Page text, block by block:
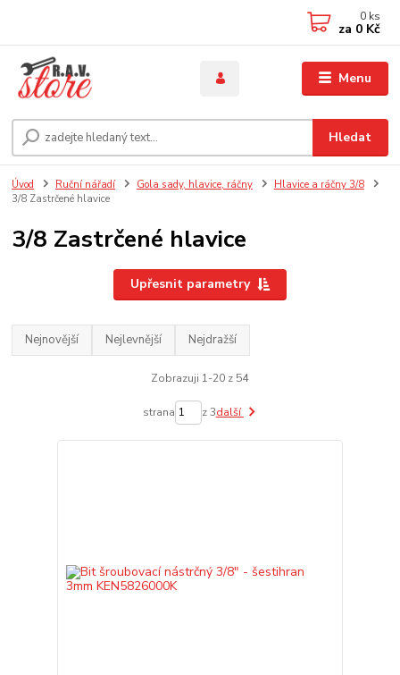
Menu
Hledat
0 ks
za 0 Kč
Úvod Ruční nářadí Gola sady, hlavice, ráčny
Hlavice a ráčny 3/8
3/8 Zastrčené hlavice
3/8 Zastrčené hlavice
Upřesnit parametry
Nejnovější Nejlevnější Nejdražší
Zobrazuji 1-20 z 54
strana z 3další